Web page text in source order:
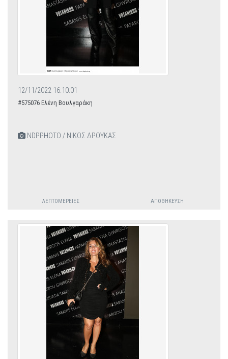
12/11/2022 16:10:01
#575076 Ελένη Βουλγαράκη
NDPPHOTO / ΝΙΚΟΣ ΔΡΟΥΚΑΣ
ΛΕΠΤΟΜΈΡΕΙΕΣ ΑΠΟΘΉΚΕΥΣΗ